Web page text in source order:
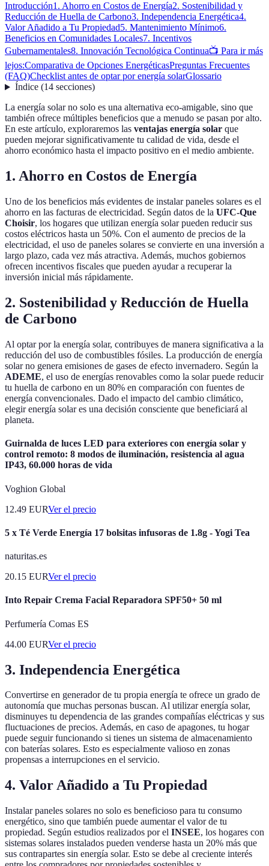
Introducción1. Ahorro en Costos de Energía2. Sostenibilidad y
Reducción de Huella de Carbono3. Independencia Energética4.
Valor Añadido a Tu Propiedad5. Mantenimiento Mínimo6.
Beneficios en Comunidades Locales7. Incentivos
Gubernamentales8. Innovación Tecnológica Continua📺 Para ir más
lejos:Comparativa de Opciones EnergéticasPreguntas Frecuentes
(FAQ)Checklist antes de optar por energía solarGlossario
Índice(14 secciones)
La energía solar no solo es una alternativa eco-amigable, sino que
también ofrece múltiples beneficios que a menudo se pasan por alto.
En este artículo, exploraremos las ventajas energía solar que
pueden mejorar significativamente tu calidad de vida, desde el
ahorro económico hasta el impacto positivo en el medio ambiente.
1. Ahorro en Costos de Energía
Uno de los beneficios más evidentes de instalar paneles solares es el
ahorro en las facturas de electricidad. Según datos de la UFC-Que
Choisir, los hogares que utilizan energía solar pueden reducir sus
costos eléctricos hasta un 50%. Con el aumento de precios de la
electricidad, el uso de paneles solares se convierte en una inversión a
largo plazo, cada vez más atractiva. Además, muchos gobiernos
ofrecen incentivos fiscales que pueden ayudar a recuperar la
inversión inicial más rápidamente.
2. Sostenibilidad y Reducción de Huella
de Carbono
Al optar por la energía solar, contribuyes de manera significativa a la
reducción del uso de combustibles fósiles. La producción de energía
solar no genera emisiones de gases de efecto invernadero. Según la
ADEME, el uso de energías renovables como la solar puede reducir
tu huella de carbono en un 80% en comparación con fuentes de
energía convencionales. Dado el impacto del cambio climático,
elegir energía solar es una decisión consciente que beneficiará al
planeta.
Guirnalda de luces LED para exteriores con energía solar y
control remoto: 8 modos de iluminación, resistencia al agua
IP43, 60.000 horas de vida
Voghion Global
12.49 EURVer el precio
5 x Té Verde Energía 17 bolsitas infusoras de 1.8g - Yogi Tea
naturitas.es
20.15 EURVer el precio
Into Repair Crema Facial Reparadora SPF50+ 50 ml
Perfumería Comas ES
44.00 EURVer el precio
3. Independencia Energética
Convertirse en generador de tu propia energía te ofrece un grado de
autonomía que muchas personas buscan. Al utilizar energía solar,
disminuyes tu dependencia de las grandes compañías eléctricas y sus
fluctuaciones de precios. Además, en caso de apagones, tu hogar
puede seguir funcionando si tienes un sistema de almacenamiento
con baterías solares. Esto es especialmente valioso en zonas
propensas a interrupciones en el servicio.
4. Valor Añadido a Tu Propiedad
Instalar paneles solares no solo es beneficioso para tu consumo
energético, sino que también puede aumentar el valor de tu
propiedad. Según estudios realizados por el INSEE, los hogares con
sistemas solares instalados pueden venderse hasta un 20% más que
sus contrapartes sin energía solar. Esto se debe al creciente interés